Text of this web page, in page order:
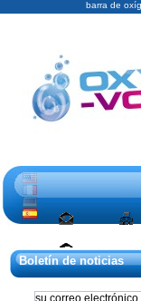
barra de
Póngase en
contacto con
Boletín de noticias